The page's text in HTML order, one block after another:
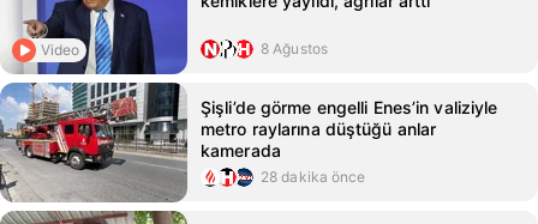
Video 8 Ağustos
Şişli’de görme engelli Enes’in valiziyle
metro raylarına düştüğü anlar
kamerada
28 dakika önce